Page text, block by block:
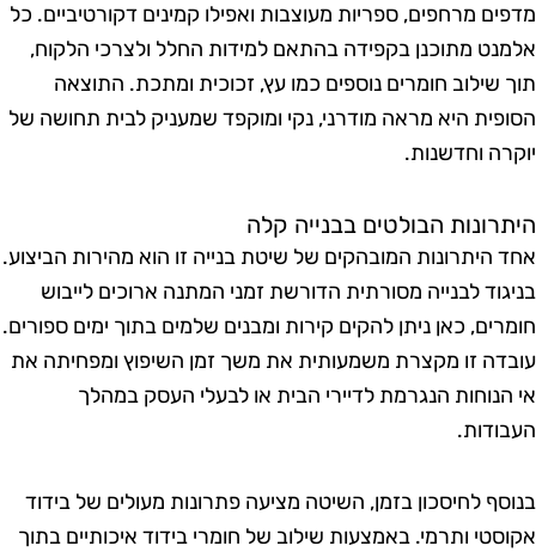
מרחפים, ספריות מעוצבות ואפילו קמינים דקורטיביים. כל
מתוכנן בקפידה בהתאם למידות החלל ולצרכי הלקוח,
שילוב חומרים נוספים כמו עץ, זכוכית ומתכת. התוצאה
היא מראה מודרני, נקי ומוקפד שמעניק לבית תחושה של
וחדשנות.
הבולטים בבנייה קלה
היתרונות המובהקים של שיטת בנייה זו הוא מהירות הביצוע.
לבנייה מסורתית הדורשת זמני המתנה ארוכים לייבוש
כאן ניתן להקים קירות ומבנים שלמים בתוך ימים ספורים.
זו מקצרת משמעותית את משך זמן השיפוץ ומפחיתה את
הנוחות הנגרמת לדיירי הבית או לבעלי העסק במהלך
לחיסכון בזמן, השיטה מציעה פתרונות מעולים של בידוד
ותרמי. באמצעות שילוב של חומרי בידוד איכותיים בתוך